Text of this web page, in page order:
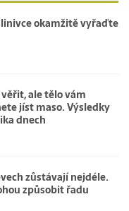
okamžitě vyřaďte
ale tělo vám
jíst maso. Výsledky
dnech
zůstávají nejdéle.
způsobit řadu